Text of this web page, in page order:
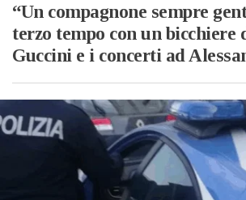
“Un compagnone sempre
terzo tempo con un bicchiere
Guccini e i concerti ad